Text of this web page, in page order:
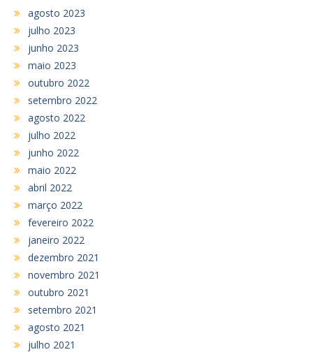
agosto 2023
julho 2023
junho 2023
maio 2023
outubro 2022
setembro 2022
agosto 2022
julho 2022
junho 2022
maio 2022
abril 2022
março 2022
fevereiro 2022
janeiro 2022
dezembro 2021
novembro 2021
outubro 2021
setembro 2021
agosto 2021
julho 2021